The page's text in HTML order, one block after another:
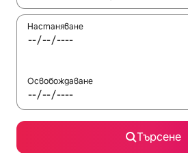
Настаняване
Освобождаване
Търсене